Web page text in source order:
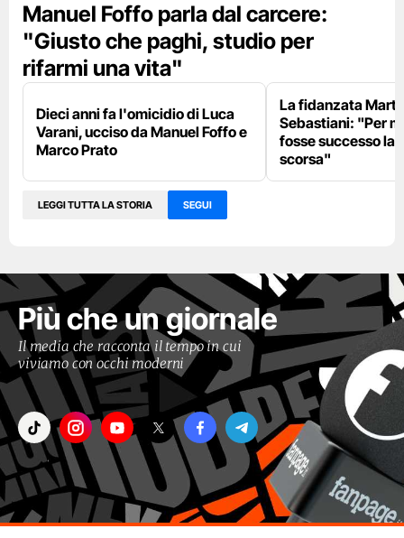
Manuel Foffo parla dal carcere:
"Giusto che paghi, studio per
rifarmi una vita"
Dieci anni fa l'omicidio di Luca
Varani, ucciso da Manuel Foffo e
Marco Prato
La fidanzata
Sebastiani: "Per
fosse successo la
scorsa"
LEGGI TUTTA LA STORIA SEGUI
Più che un giornale
Il media che racconta il tempo in cui
viviamo con occhi moderni